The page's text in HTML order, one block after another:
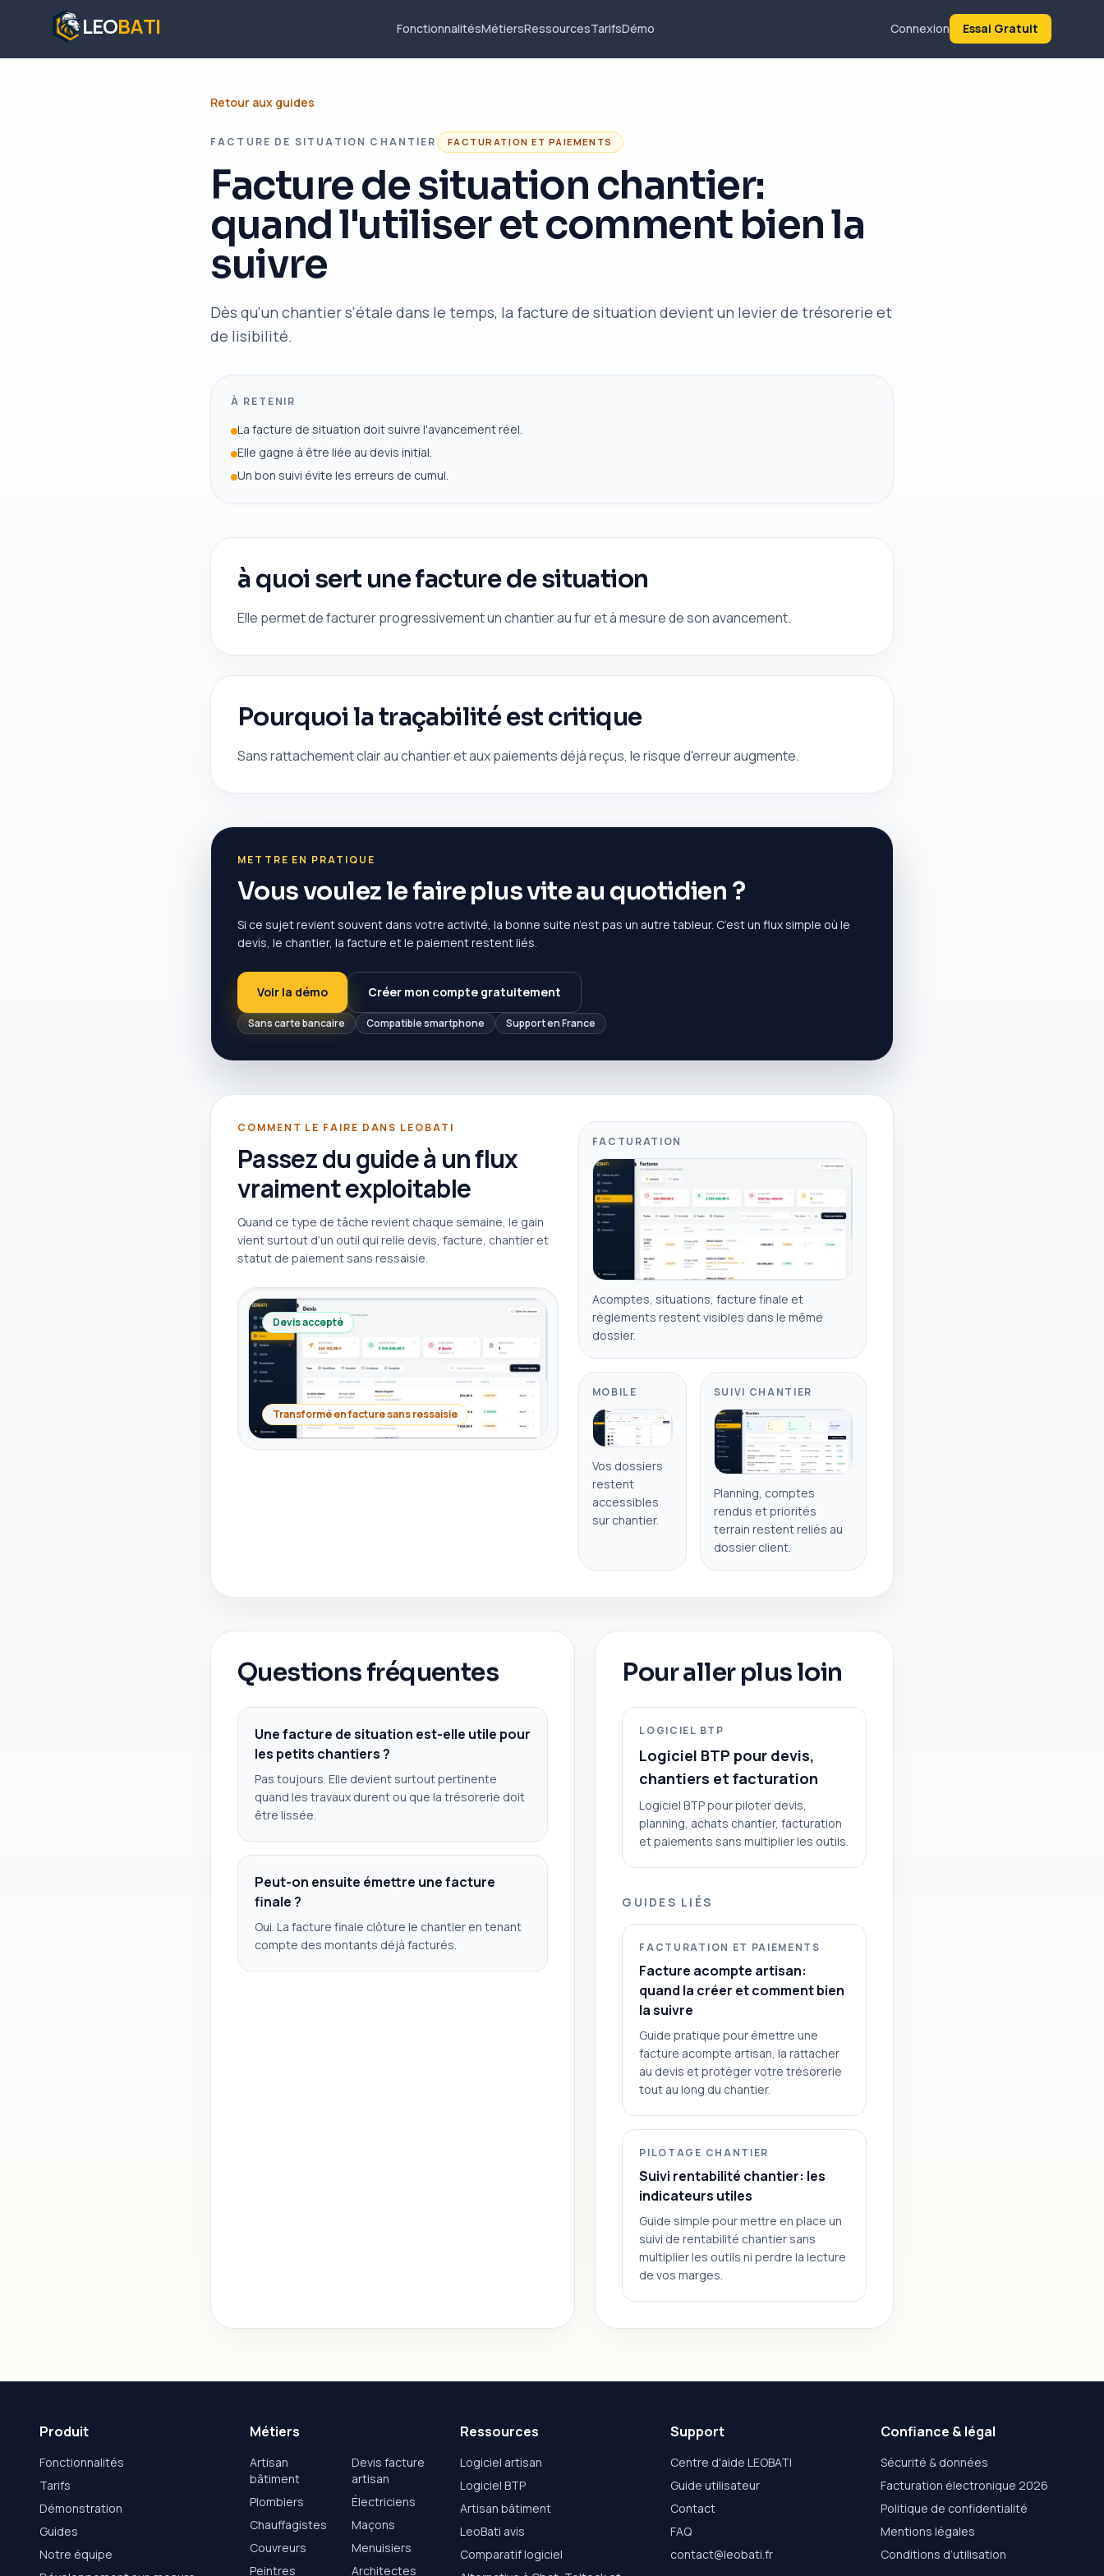
LEOBATI FonctionnalitésMétiersRessourcesTarifsDémo Connexion Essai Gratuit
Retour aux guides
FACTURE DE SITUATION CHANTIER FACTURATION ET PAIEMENTS
Facture de situation chantier:
quand l'utiliser et comment bien la
suivre
Dès qu'un chantier s'étale dans le temps, la facture de situation devient un levier de trésorerie et
de lisibilité.
À RETENIR
La facture de situation doit suivre l'avancement réel.
Elle gagne à être liée au devis initial.
Un bon suivi évite les erreurs de cumul.
à quoi sert une facture de situation
Elle permet de facturer progressivement un chantier au fur et à mesure de son avancement.
Pourquoi la traçabilité est critique
Sans rattachement clair au chantier et aux paiements déjà reçus, le risque d'erreur augmente.
METTRE EN PRATIQUE
Vous voulez le faire plus vite au quotidien ?
Si ce sujet revient souvent dans votre activité, la bonne suite n’est pas un autre tableur. C’est un flux simple où le
devis, le chantier, la facture et le paiement restent liés.
Voir la démo Créer mon compte gratuitement
Sans carte bancaire Compatible smartphone Support en France
COMMENT LE FAIRE DANS LEOBATI
Passez du guide à un flux
vraiment exploitable
Quand ce type de tâche revient chaque semaine, le gain
vient surtout d’un outil qui relie devis, facture, chantier et
statut de paiement sans ressaisie.
Devis accepté
Transformé en facture sans ressaisie
FACTURATION
Acomptes, situations, facture finale et
règlements restent visibles dans le même
dossier.
MOBILE
Vos dossiers
restent
accessibles
sur chantier.
SUIVI CHANTIER
Planning, comptes
rendus et priorités
terrain restent reliés au
dossier client.
Questions fréquentes
Une facture de situation est-elle utile pour
les petits chantiers ?
Pas toujours. Elle devient surtout pertinente
quand les travaux durent ou que la trésorerie doit
être lissée.
Peut-on ensuite émettre une facture
finale ?
Oui. La facture finale clôture le chantier en tenant
compte des montants déjà facturés.
Pour aller plus loin
LOGICIEL BTP
Logiciel BTP pour devis,
chantiers et facturation
Logiciel BTP pour piloter devis,
planning, achats chantier, facturation
et paiements sans multiplier les outils.
GUIDES LIÉS
FACTURATION ET PAIEMENTS
Facture acompte artisan:
quand la créer et comment bien
la suivre
Guide pratique pour émettre une
facture acompte artisan, la rattacher
au devis et protéger votre trésorerie
tout au long du chantier.
PILOTAGE CHANTIER
Suivi rentabilité chantier: les
indicateurs utiles
Guide simple pour mettre en place un
suivi de rentabilité chantier sans
multiplier les outils ni perdre la lecture
de vos marges.
Produit
Fonctionnalités
Tarifs
Démonstration
Guides
Notre équipe
Métiers
Artisan
bâtiment
Devis facture
artisan
Plombiers
Électriciens
Chauffagistes
Maçons
Couvreurs
Menuisiers
Peintres
Architectes
Ressources
Logiciel artisan
Logiciel BTP
Artisan bâtiment
LeoBati avis
Comparatif logiciel
Support
Centre d'aide LEOBATI
Guide utilisateur
Contact
FAQ
contact@leobati.fr
Confiance & légal
Sécurité & données
Facturation électronique 2026
Politique de confidentialité
Mentions légales
Conditions d’utilisation